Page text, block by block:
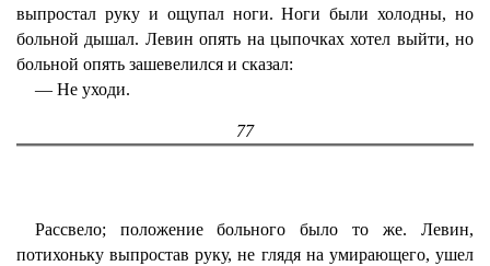
выпростал руку и ощупал ноги. Ноги были холодны, но
больной дышал. Левин опять на цыпочках хотел выйти, но
больной опять зашевелился и сказал:
— Не уходи.
77
Рассвело; положение больного было то же. Левин,
потихоньку выпростав руку, не глядя на умирающего, ушел